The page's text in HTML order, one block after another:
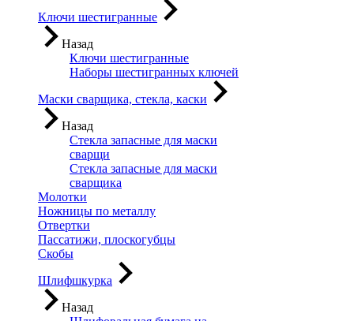
Ключи шестигранные
Назад
Ключи шестигранные
Наборы шестигранных ключей
Маски сварщика, стекла, каски
Назад
Стекла запасные для маски
сварщи
Стекла запасные для маски
сварщика
Молотки
Ножницы по металлу
Отвертки
Пассатижи, плоскогубцы
Скобы
Шлифшкурка
Назад